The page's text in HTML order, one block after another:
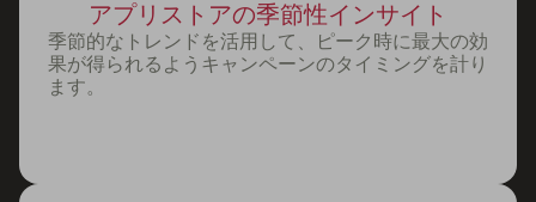
アプリストアの季節性インサイト
季節的なトレンドを活用して、ピーク時に最大の効
果が得られるようキャンペーンのタイミングを計り
ます。